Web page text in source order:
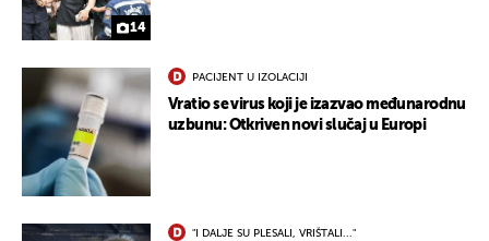
14
PACIJENT U IZOLACIJI
Vratio se virus koji je izazvao međunarodnu
uzbunu: Otkriven novi slučaj u Europi
"I DALJE SU PLESALI, VRIŠTALI..."